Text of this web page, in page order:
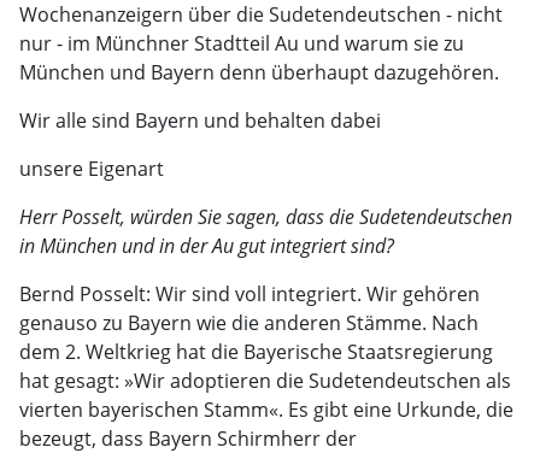
Wochenanzeigern über die Sudetendeutschen - nicht
nur - im Münchner Stadtteil Au und warum sie zu
München und Bayern denn überhaupt dazugehören.
Wir alle sind Bayern und behalten dabei
unsere Eigenart
Herr Posselt, würden Sie sagen, dass die Sudetendeutschen
in München und in der Au gut integriert sind?
Bernd Posselt: Wir sind voll integriert. Wir gehören
genauso zu Bayern wie die anderen Stämme. Nach
dem 2. Weltkrieg hat die Bayerische Staatsregierung
hat gesagt: »Wir adoptieren die Sudetendeutschen als
vierten bayerischen Stamm«. Es gibt eine Urkunde, die
bezeugt, dass Bayern Schirmherr der